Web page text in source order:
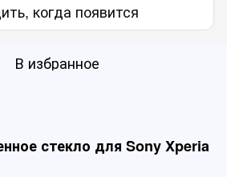
когда появится
В избранное
стекло для Sony Xperia